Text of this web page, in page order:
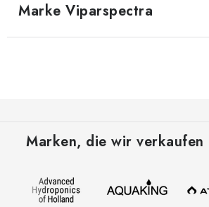
Marke Viparspectra
Marken, die wir verkaufen